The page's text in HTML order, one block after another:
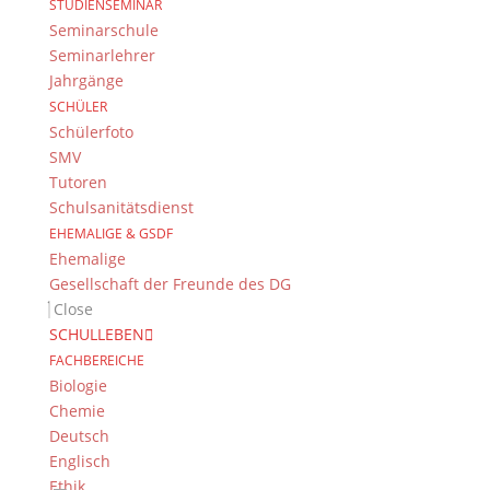
STUDIENSEMINAR
Seminarschule
Seminarlehrer
Jahrgänge
SCHÜLER
Schülerfoto
SMV
Tutoren
Schulsanitätsdienst
EHEMALIGE & GSDF
Ehemalige
Gesellschaft der Freunde des DG
Close
SCHULLEBEN
FACHBEREICHE
Biologie
Chemie
Deutsch
Englisch
sowie der Staatsanwaltschaft für diesen lehrreichen,
spannenden und sehr praxisnahen Einblick in die
Welt des Rechts!
Jens Bodenstab für WR
Suche
Newsarchiv
Newsarchiv
Das DG